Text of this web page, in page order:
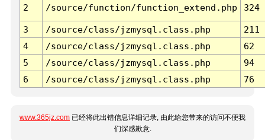
2 /source/function/function_extend.php 324
3 /source/class/jzmysql.class.php
211
4
/source/class/jzmysql.class.php
62
5
/source/class/jzmysql.class.php
94
6
/source/class/jzmysql.class.php 76
www.365jz.com 已经将此出错信息详细记录, 由此给您带来的访问不便我
们深感歉意.